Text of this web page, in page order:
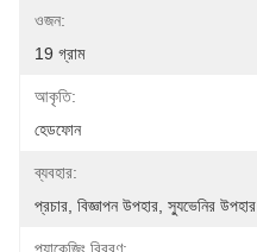
ওজন:
19 গ্রাম
আকৃতি:
হেডফোন
ব্যবহার:
প্রচার, বিজ্ঞাপন উপহার, স্যুভেনির উপহার